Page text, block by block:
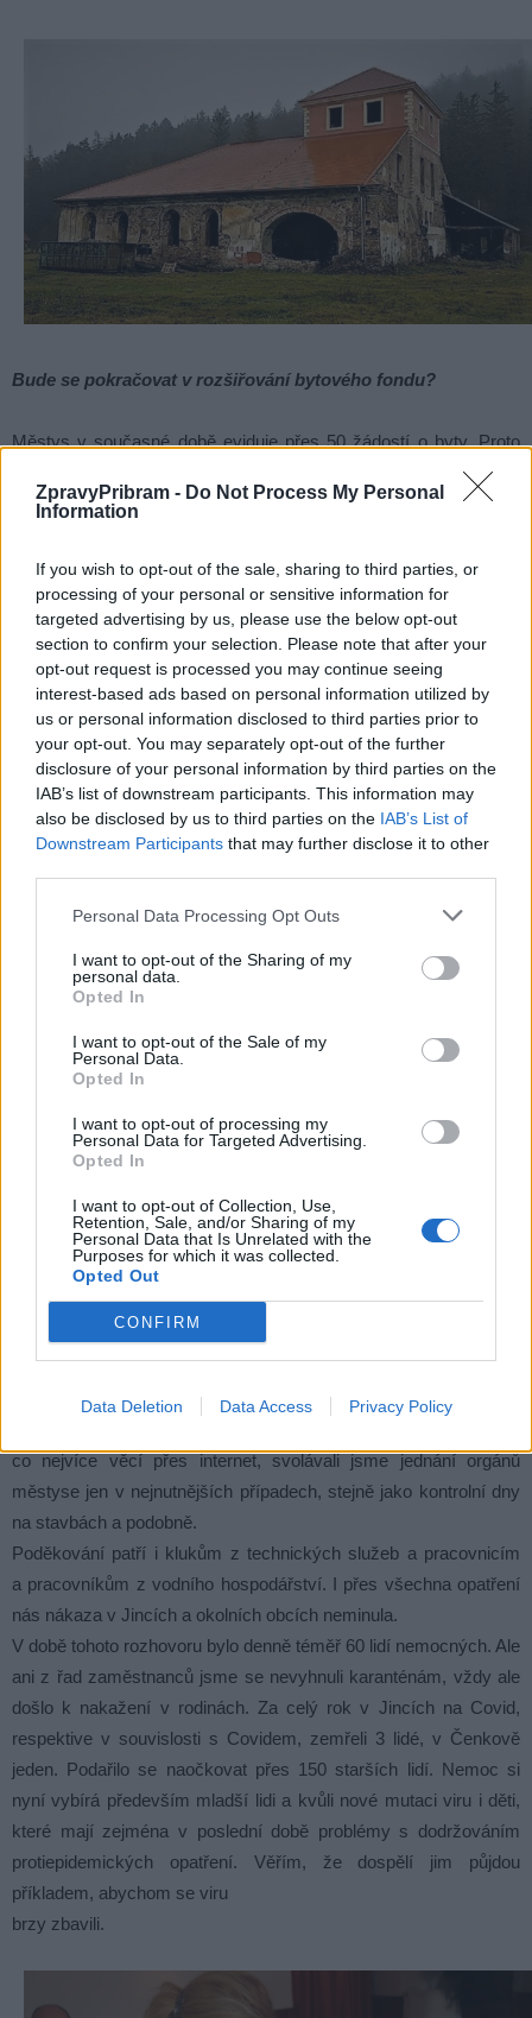
ZpravyPribram - Do Not Process My Personal
Information
If you wish to opt-out of the sale, sharing to third parties, or
processing of your personal or sensitive information for
targeted advertising by us, please use the below opt-out
section to confirm your selection. Please note that after your
opt-out request is processed you may continue seeing
interest-based ads based on personal information utilized by
us or personal information disclosed to third parties prior to
your opt-out. You may separately opt-out of the further
disclosure of your personal information by third parties on the
IAB’s list of downstream participants. This information may
also be disclosed by us to third parties on the IAB’s List of
Downstream Participants that may further disclose it to other
Personal Data Processing Opt Outs
I want to opt-out of the Sharing of my
personal data.
Opted In
I want to opt-out of the Sale of my
Personal Data.
Opted In
I want to opt-out of processing my
Personal Data for Targeted Advertising.
Opted In
I want to opt-out of Collection, Use,
Retention, Sale, and/or Sharing of my
Personal Data that Is Unrelated with the
Purposes for which it was collected.
Opted Out
CONFIRM
Data Deletion Data Access Privacy Policy
Bude se pokračovat v rozšiřování bytového fondu?
Městys v současné době eviduje přes 50 žádostí o byty. Proto
jsem rád, že se nám podařilo získat dotaci na výstavbu 12
bytových jednotek. Ty začneme stavět v létě nad zdravotním
další rodiny. Zároveň připravujeme i novou dotaci Své zázemí
u huti Barbora opustili rybáři a kolem objektu probíhají terénní
práce. Na rekonstrukci čeká také osm bytů v č. p. 32
(pečovatelského domu) ve Slavíkově ulici. Zde bychom chtěli
vyměnit okna, objekt zateplit, instalovat tepelné čerpadlo včetně
rozvodů tepla, vody a elektřiny, opravy střechy atd. Máme ještě
zažádáno o dotace na rekonstrukci chodníků na konci Jinec
směrem na Rejkovice a Hostomice, dále na přístavbu tělocvičny
u základní školy a na další drobné akce. Držme si palce, ať je
získáme a podaří se udělat další potřebné akce.
Na podzim bychom chtěli realizovat rekonstrukci bývalých
s tím, že by zde kromě skladu vznikla i malá kuchyňka pro
případné stanaře nebo obytné přívěsy. Také zde proběhne
rekonstrukce zeleně.
v Jincích?
Stejně jako v celé republice, vlastně i ve světě. Dodnes
vzpomínám na všechny, kteří pomáhali šít roušky a vyráběli
ochranné štíty, zajišťovali materiál, desinfekční prostředky. Na
všechny, kteří se starali o zásobování, na zdravotníky, učitele,
pracovnice na poště. I na úřadu městyse jsme přijímali řadu
co nejvíce věcí přes internet, svolávali jsme jednání orgánů
městyse jen v nejnutnějších případech, stejně jako kontrolní dny
na stavbách a podobně.
Poděkování patří i klukům z technických služeb a pracovnicím
a pracovníkům z vodního hospodářství. I přes všechna opatření
nás nákaza v Jincích a okolních obcích neminula.
V době tohoto rozhovoru bylo denně téměř 60 lidí nemocných. Ale
ani z řad zaměstnanců jsme se nevyhnuli karanténám, vždy ale
došlo k nakažení v rodinách. Za celý rok v Jincích na Covid,
respektive v souvislosti s Covidem, zemřeli 3 lidé, v Čenkově
jeden. Podařilo se naočkovat přes 150 starších lidí. Nemoc si
nyní vybírá především mladší lidi a kvůli nové mutaci viru i děti,
které mají zejména v poslední době problémy s dodržováním
protiepidemických opatření. Věřím, že dospělí jim půjdou
příkladem, abychom se viru
brzy zbavili.